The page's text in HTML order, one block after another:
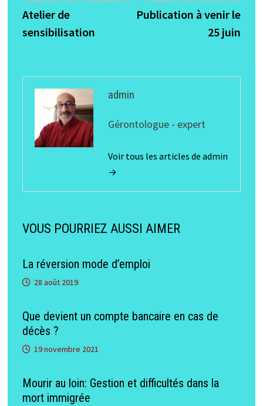
de
précédente :
Atelier de
sensibilisation
Publication à venir le
25 juin
admin
Gérontologue - expert
Voir tous les articles de admin
→
VOUS POURRIEZ AUSSI AIMER
La réversion mode d’emploi
28 août 2019
Que devient un compte bancaire en cas de
décès ?
19 novembre 2021
Mourir au loin: Gestion et difficultés dans la
mort immigrée